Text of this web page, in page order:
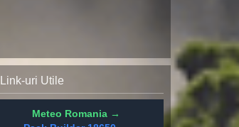
Link-uri Utile
Meteo Romania →